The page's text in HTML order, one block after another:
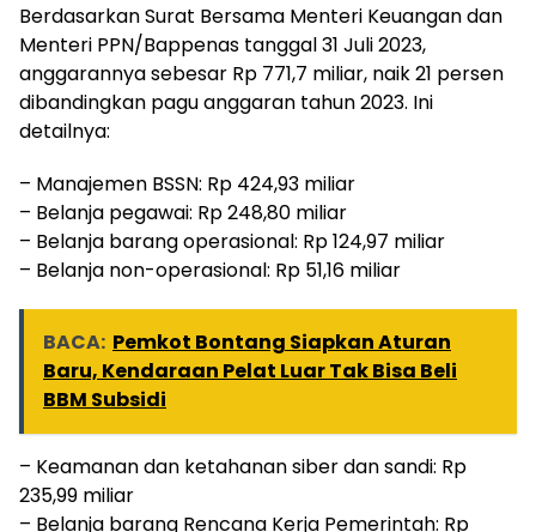
Berdasarkan Surat Bersama Menteri Keuangan dan
Menteri PPN/Bappenas tanggal 31 Juli 2023,
anggarannya sebesar Rp 771,7 miliar, naik 21 persen
dibandingkan pagu anggaran tahun 2023. Ini
detailnya:
– Manajemen BSSN: Rp 424,93 miliar
– Belanja pegawai: Rp 248,80 miliar
– Belanja barang operasional: Rp 124,97 miliar
– Belanja non-operasional: Rp 51,16 miliar
BACA: Pemkot Bontang Siapkan Aturan
Baru, Kendaraan Pelat Luar Tak Bisa Beli
BBM Subsidi
– Keamanan dan ketahanan siber dan sandi: Rp
235,99 miliar
– Belanja barang Rencana Kerja Pemerintah: Rp